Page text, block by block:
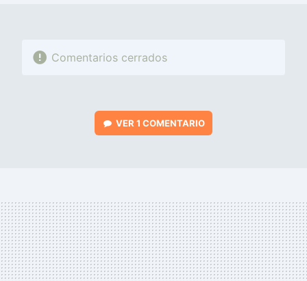
Comentarios cerrados
VER 1 COMENTARIO